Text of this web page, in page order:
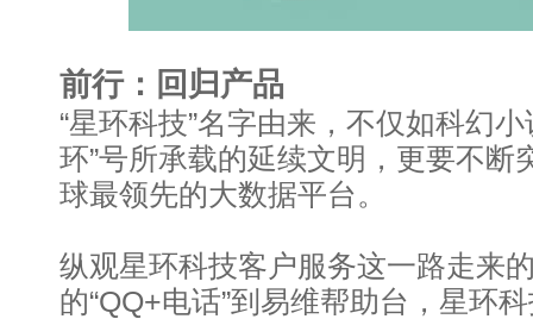
前行：回归产品
“星环科技”名字由来，不仅如科幻
环”号所承载的延续文明，更要不断
球最领先的大数据平台。
纵观星环科技客户服务这一路走来
的“QQ+电话”到易维帮助台，星环